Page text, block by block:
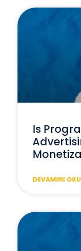
Is
DEVAMINI